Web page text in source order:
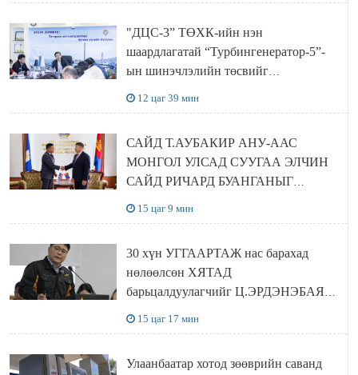
"ДЦС-3” ТӨХК-ийн нэн
шаардлагатай “Турбингенератор-5”-
ын шинэчлэлийн төсвийг
12 цаг 39 мин
САЙД Т.АУБАКИР АНУ-ААС
МОНГОЛ УЛСАД СУУГАА ЭЛЧИН
САЙД РИЧАРД БУАНГАНЫГ
15 цаг 9 мин
30 хүн УГГААРТАЖ нас барахад
нөлөөлсөн ХЯТАД
барьцалдуулагчийг Ц.ЭРДЭНЭБАЯР
15 цаг 17 мин
Улаанбаатар хотод зөөврийн саванд